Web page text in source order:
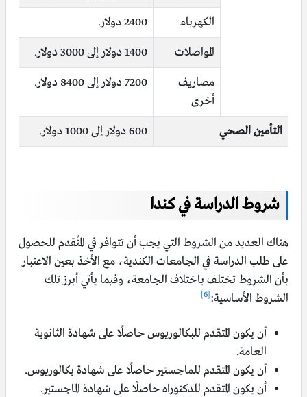
الكهرباء 2400 دولار.
المواصلات 1400 دولار إلى 3000 دولار.
مصاريف
أخرى
7200 دولار إلى 8400 دولار.
التأمين الصحي 600 دولار إلى 1000 دولار.
شروطالدراسة في كندا
هناك العديد من الشروط التي يجب أن تتوافر في المُتقدم للحصول
على طلب الدراسة في الجامعات الكندية، مع الأخذ بعين الاعتبار
بأن الشروط تختلف باختلاف الجامعة، وفيما يأتي أبرز تلك
الشروط الأساسية:[6]
أن يكون المتقدم للبكالوريوس حاصلًا على شهادة الثانوية
العامة.
أن يكون المتقدم للماجستير حاصلًا على شهادة بكالوريوس.
أن يكون المتقدم للدكتوراه حاصلًا على شهادة الماجستير.